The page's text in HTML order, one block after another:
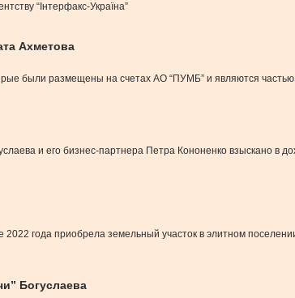
“Інтерфакс-Україна”
Ахметова
были размещены на счетах АО “ПУМБ” и являются частью
и его бизнес-партнера Петра Кононенко взыскано в
года приобрела земельный участок в элитном
Богуслаева